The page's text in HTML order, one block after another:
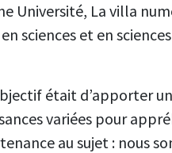
Université, La villa
sciences et en
était d’apporter
variées pour
au sujet : nous